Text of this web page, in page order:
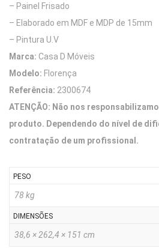
– Painel Frisado
– Elaborado em MDF e MDP de 15mm
– Pintura U.V
Marca: Casa D Móveis
Modelo: Florença
Referência: 2300674
ATENÇÃO: Não nos
produto. Dependendo do nível de
contratação de um profissional.
PESO
78 kg
DIMENSÕES
38,6 × 262,4 × 151 cm